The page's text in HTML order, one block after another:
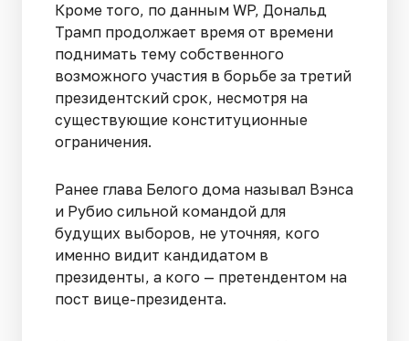
Кроме того, по данным WP, Дональд
Трамп продолжает время от времени
поднимать тему собственного
возможного участия в борьбе за третий
президентский срок, несмотря на
существующие конституционные
ограничения.
Ранее глава Белого дома называл Вэнса
и Рубио сильной командой для
будущих выборов, не уточняя, кого
именно видит кандидатом в
президенты, а кого — претендентом на
пост вице-президента.